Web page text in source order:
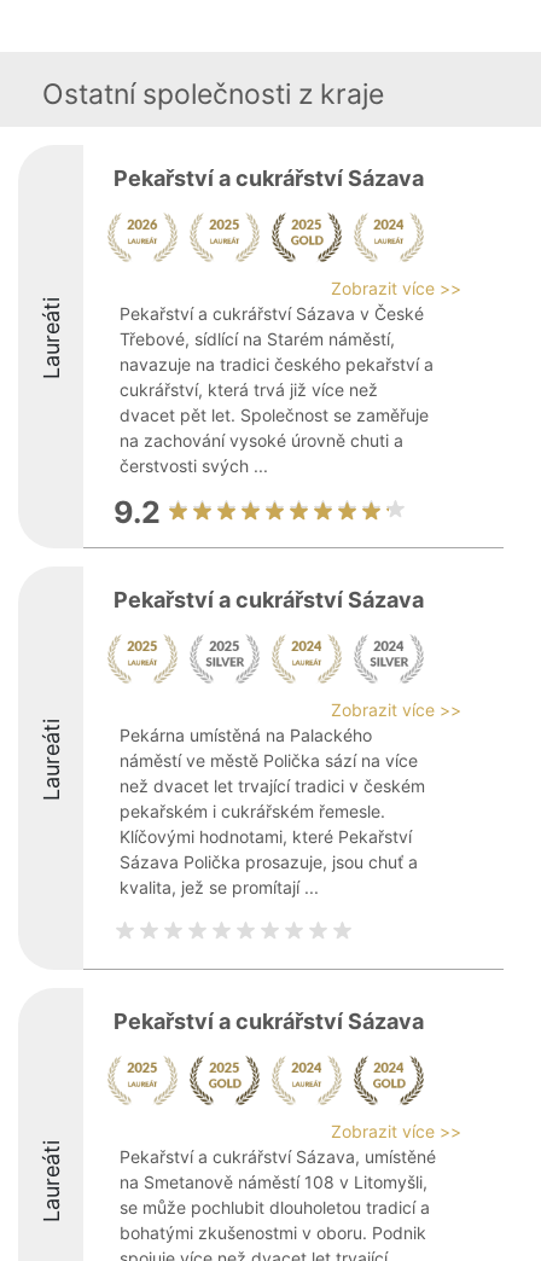
Ostatní společnosti z kraje
Laureáti
Pekařství a cukrářství Sázava
Zobrazit více >>
Pekařství a cukrářství Sázava v České
Třebové, sídlící na Starém náměstí,
navazuje na tradici českého pekařství a
cukrářství, která trvá již více než
dvacet pět let. Společnost se zaměřuje
na zachování vysoké úrovně chuti a
čerstvosti svých ...
9.2
Laureáti
Pekařství a cukrářství Sázava
Zobrazit více >>
Pekárna umístěná na Palackého
náměstí ve městě Polička sází na více
než dvacet let trvající tradici v českém
pekařském i cukrářském řemesle.
Klíčovými hodnotami, které Pekařství
Sázava Polička prosazuje, jsou chuť a
kvalita, jež se promítají ...
Laureáti
Pekařství a cukrářství Sázava
Zobrazit více >>
Pekařství a cukrářství Sázava, umístěné
na Smetanově náměstí 108 v Litomyšli,
se může pochlubit dlouholetou tradicí a
bohatými zkušenostmi v oboru. Podnik